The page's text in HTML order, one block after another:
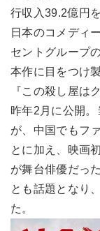
行収入39.2億円
日本のコメディ
セントグループ
本作に目をつけ
『この殺し屋は
昨年2月に公開
が、中国でもフ
とに加え、映画
が舞台俳優だっ
とも話題となり
た。